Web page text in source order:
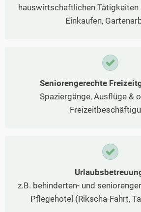
hauswirtschaftlichen Tätigkeiten
Einkaufen,
Seniorengerechte
Spaziergänge, Ausflüge &
z.B. behinderten- und
Pflegehotel (Rikscha-Fahrt,